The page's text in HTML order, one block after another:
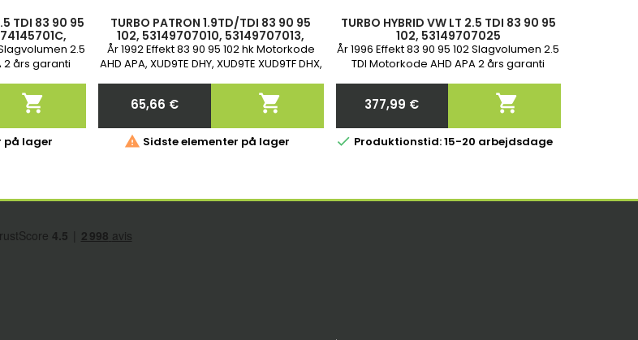
TDI 83 90 95
2.5
2 års garanti

på lager
TURBO PATRON 1.9TD/TDI 83 90 95
102, 53149707010, 53149707013,
53149707024, 53149707025
År 1992 Effekt 83 90 95 102 hk Motorkode
AHD APA, XUD9TE DHY, XUD9TE XUD9TF DHX,
1.9 TD, 1.9 TRD, 2.5 TDI
Pris
65,66 € 
 Sidste elementer på lager
TURBO HYBRID VW LT 2.5 TDI 83 90 95
102, 53149707025
År 1996 Effekt 83 90 95 102 Slagvolumen 2.5
TDI Motorkode AHD APA 2 års garanti
Pris
377,99 € 
 Produktionstid: 15-20 arbejdsdage